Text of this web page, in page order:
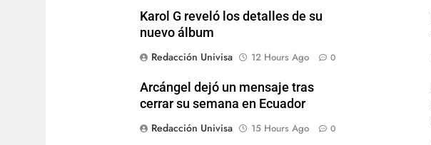
Karol G reveló los detalles de su
nuevo álbum
Redacción Univisa
12 Hours Ago 0
Arcángel dejó un mensaje tras
cerrar su semana en Ecuador
Redacción Univisa
15 Hours Ago 0